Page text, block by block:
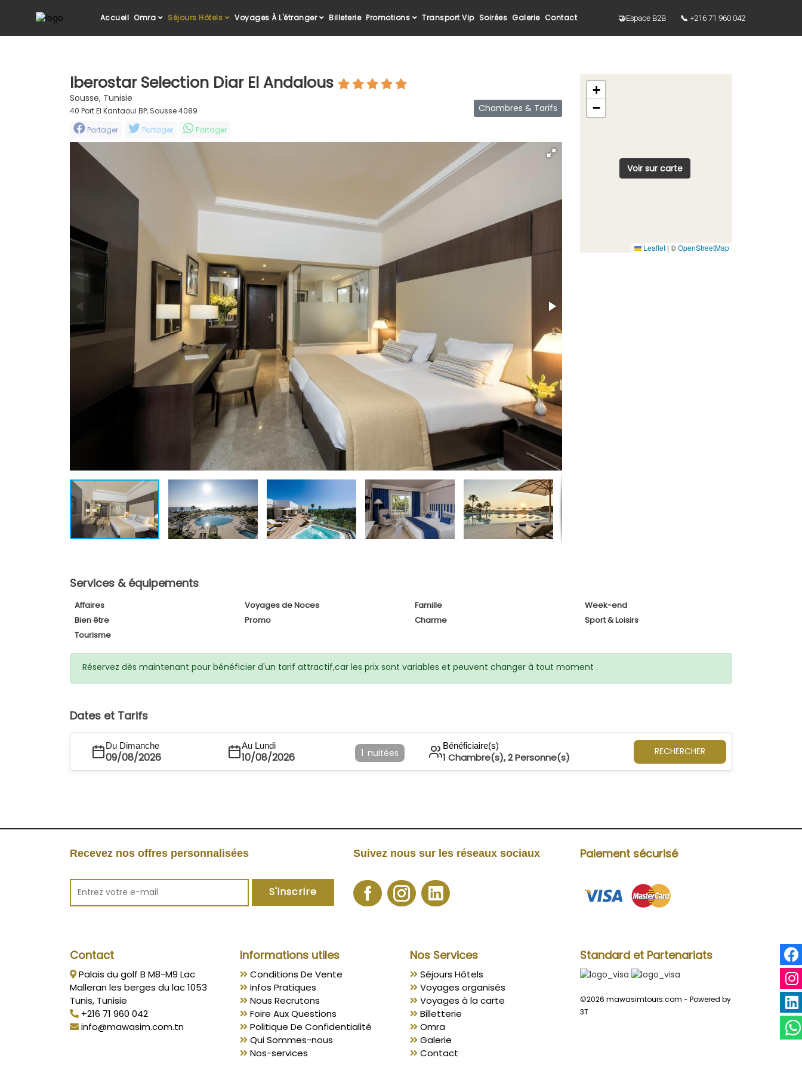
Accueil Omra Séjours Hôtels Voyages À L'étranger Billeterie Promotions Transport Vip Soirées Galerie Contact 🤝Espace B2B 📞 +216 71 960 042
Iberostar Selection Diar El Andalous
Sousse, Tunisie
40 Port El Kantaoui BP, Sousse 4089
Partager
Partager Partager
Chambres & Tarifs
+
−
Leaflet | ©OpenStreetMap
Voir sur carte
Services & équipements
Affaires Voyages de Noces Famille
Week-end
Bien être
Promo Charme
Sport & Loisirs
Tourisme
Réservez dès maintenant pour bénéficier d'un tarif attractif,car les prix sont variables et peuvent changer à tout moment .
Dates et Tarifs
Du Dimanche
09/08/2026
Au Lundi
10/08/2026 1 nuitées
Bénéficiaire(s)
1 Chambre(s),2Personne(s) RECHERCHER
Recevez nos offres personnalisées
S'inscrire
Suivez nous sur les réseaux sociaux Paiement sécurisé
Contact
Palais du golf B M8-M9 Lac
Malleran les berges du lac 1053
Tunis, Tunisie
+216 71 960 042
info@mawasim.com.tn
Informations utiles
Conditions De Vente
Infos Pratiques
Nous Recrutons
Foire Aux Questions
Politique De Confidentialité
Qui Sommes-nous
Nos-services
Nos Services
Séjours Hôtels
Voyages organisés
Voyages à la carte
Billetterie
Omra
Galerie
Contact
Standard et Partenariats
©2026 mawasimtours.com - Powered by
3T